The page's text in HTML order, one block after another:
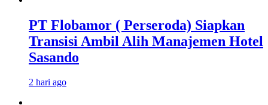
PT Flobamor ( Perseroda) Siapkan
Transisi Ambil Alih Manajemen Hotel
Sasando
2 hari ago